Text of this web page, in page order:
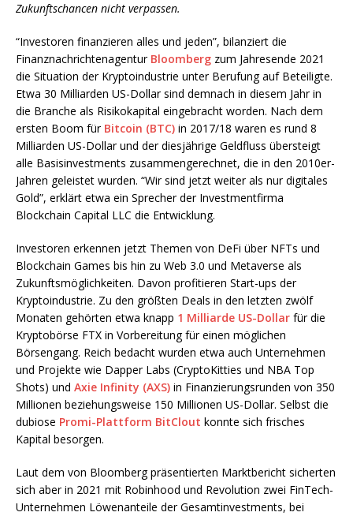
Zukunftschancen nicht verpassen.
“Investoren finanzieren alles und jeden”, bilanziert die
Finanznachrichtenagentur Bloomberg zum Jahresende 2021
die Situation der Kryptoindustrie unter Berufung auf Beteiligte.
Etwa 30 Milliarden US-Dollar sind demnach in diesem Jahr in
die Branche als Risikokapital eingebracht worden. Nach dem
ersten Boom für Bitcoin (BTC) in 2017/18 waren es rund 8
Milliarden US-Dollar und der diesjährige Geldfluss übersteigt
alle Basisinvestments zusammengerechnet, die in den 2010er-
Jahren geleistet wurden. “Wir sind jetzt weiter als nur digitales
Gold”, erklärt etwa ein Sprecher der Investmentfirma
Blockchain Capital LLC die Entwicklung.
Investoren erkennen jetzt Themen von DeFi über NFTs und
Blockchain Games bis hin zu Web 3.0 und Metaverse als
Zukunftsmöglichkeiten. Davon profitieren Start-ups der
Kryptoindustrie. Zu den größten Deals in den letzten zwölf
Monaten gehörten etwa knapp 1 Milliarde US-Dollar für die
Kryptobörse FTX in Vorbereitung für einen möglichen
Börsengang. Reich bedacht wurden etwa auch Unternehmen
und Projekte wie Dapper Labs (CryptoKitties und NBA Top
Shots) und Axie Infinity (AXS) in Finanzierungsrunden von 350
Millionen beziehungsweise 150 Millionen US-Dollar. Selbst die
dubiose Promi-Plattform BitClout konnte sich frisches
Kapital besorgen.
Laut dem von Bloomberg präsentierten Marktbericht sicherten
sich aber in 2021 mit Robinhood und Revolution zwei FinTech-
Unternehmen Löwenanteile der Gesamtinvestments, bei